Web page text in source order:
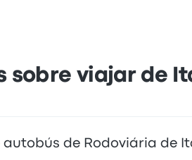
sobre viajar de
de Rodoviária de